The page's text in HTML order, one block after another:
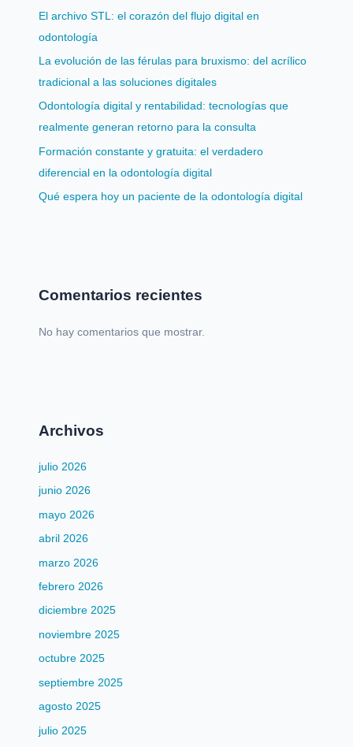
El archivo STL: el corazón del flujo digital en
odontología
La evolución de las férulas para bruxismo: del acrílico
tradicional a las soluciones digitales
Odontología digital y rentabilidad: tecnologías que
realmente generan retorno para la consulta
Formación constante y gratuita: el verdadero
diferencial en la odontología digital
Qué espera hoy un paciente de la odontología digital
Comentarios recientes
No hay comentarios que mostrar.
Archivos
julio 2026
junio 2026
mayo 2026
abril 2026
marzo 2026
febrero 2026
diciembre 2025
noviembre 2025
octubre 2025
septiembre 2025
agosto 2025
julio 2025